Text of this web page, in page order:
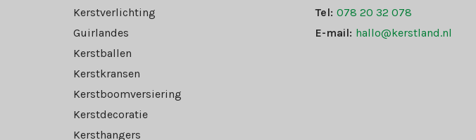
Kerstverlichting
Guirlandes
Kerstballen
Kerstkransen
Kerstboomversiering
Kerstdecoratie
Kersthangers
Tel: 078 20 32 078
E-mail: hallo@kerstland.nl